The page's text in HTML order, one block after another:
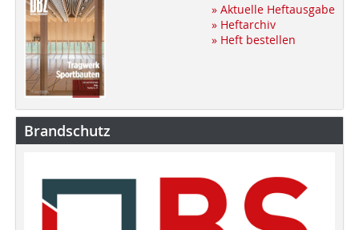
» Aktuelle Heftausgabe
» Heftarchiv
» Heft bestellen
Brandschutz